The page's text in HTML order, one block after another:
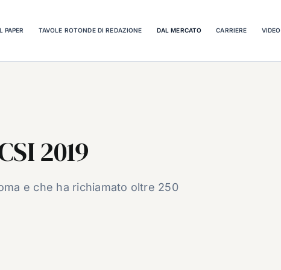
PAPER TAVOLE ROTONDE DI REDAZIONE DAL MERCATO CARRIERE VIDEO
2019
e che ha richiamato oltre 250